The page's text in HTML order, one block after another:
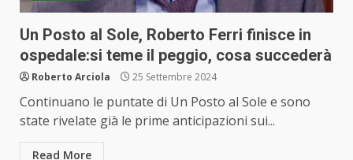
Un Posto al Sole, Roberto Ferri finisce in
ospedale:si teme il peggio, cosa succederà
Roberto Arciola 25 Settembre 2024
Continuano le puntate di Un Posto al Sole e sono
state rivelate già le prime anticipazioni sui...
Read More